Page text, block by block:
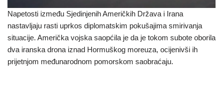
Napetosti između Sjedinjenih Američkih Država i Irana
nastavljaju rasti uprkos diplomatskim pokušajima smirivanja
situacije. Američka vojska saopćila je da je tokom subote oborila
dva iranska drona iznad Hormuškog moreuza, ocijenivši ih
prijetnjom međunarodnom pomorskom saobraćaju.